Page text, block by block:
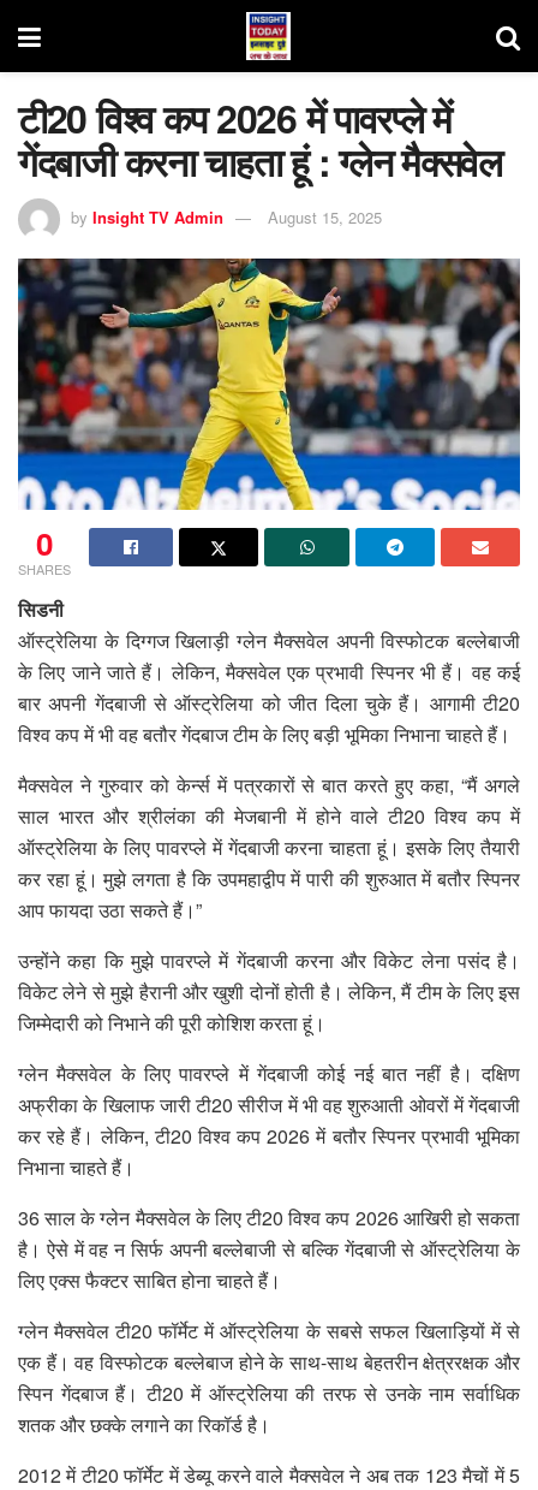
टी20 विश्व कप 2026 में पावरप्ले में
गेंदबाजी करना चाहता हूं : ग्लेन मैक्सवेल
by Insight TV Admin August 15, 2025
0
SHARES
सिडनी
ऑस्ट्रेलिया के दिग्गज खिलाड़ी ग्लेन मैक्सवेल अपनी विस्फोटक बल्लेबाजी
के लिए जाने जाते हैं। लेकिन, मैक्सवेल एक प्रभावी स्पिनर भी हैं। वह कई
बार अपनी गेंदबाजी से ऑस्ट्रेलिया को जीत दिला चुके हैं। आगामी टी20
विश्व कप में भी वह बतौर गेंदबाज टीम के लिए बड़ी भूमिका निभाना चाहते हैं।
मैक्सवेल ने गुरुवार को केर्न्स में पत्रकारों से बात करते हुए कहा, “मैं अगले
साल भारत और श्रीलंका की मेजबानी में होने वाले टी20 विश्व कप में
ऑस्ट्रेलिया के लिए पावरप्ले में गेंदबाजी करना चाहता हूं। इसके लिए तैयारी
कर रहा हूं। मुझे लगता है कि उपमहाद्वीप में पारी की शुरुआत में बतौर स्पिनर
आप फायदा उठा सकते हैं।”
उन्होंने कहा कि मुझे पावरप्ले में गेंदबाजी करना और विकेट लेना पसंद है।
विकेट लेने से मुझे हैरानी और खुशी दोनों होती है। लेकिन, मैं टीम के लिए इस
जिम्मेदारी को निभाने की पूरी कोशिश करता हूं।
ग्लेन मैक्सवेल के लिए पावरप्ले में गेंदबाजी कोई नई बात नहीं है। दक्षिण
अफ्रीका के खिलाफ जारी टी20 सीरीज में भी वह शुरुआती ओवरों में गेंदबाजी
कर रहे हैं। लेकिन, टी20 विश्व कप 2026 में बतौर स्पिनर प्रभावी भूमिका
निभाना चाहते हैं।
36 साल के ग्लेन मैक्सवेल के लिए टी20 विश्व कप 2026 आखिरी हो सकता
है। ऐसे में वह न सिर्फ अपनी बल्लेबाजी से बल्कि गेंदबाजी से ऑस्ट्रेलिया के
लिए एक्स फैक्टर साबित होना चाहते हैं।
ग्लेन मैक्सवेल टी20 फॉर्मेट में ऑस्ट्रेलिया के सबसे सफल खिलाड़ियों में से
एक हैं। वह विस्फोटक बल्लेबाज होने के साथ-साथ बेहतरीन क्षेत्ररक्षक और
स्पिन गेंदबाज हैं। टी20 में ऑस्ट्रेलिया की तरफ से उनके नाम सर्वाधिक
शतक और छक्के लगाने का रिकॉर्ड है।
2012 में टी20 फॉर्मेट में डेब्यू करने वाले मैक्सवेल ने अब तक 123 मैचों में 5